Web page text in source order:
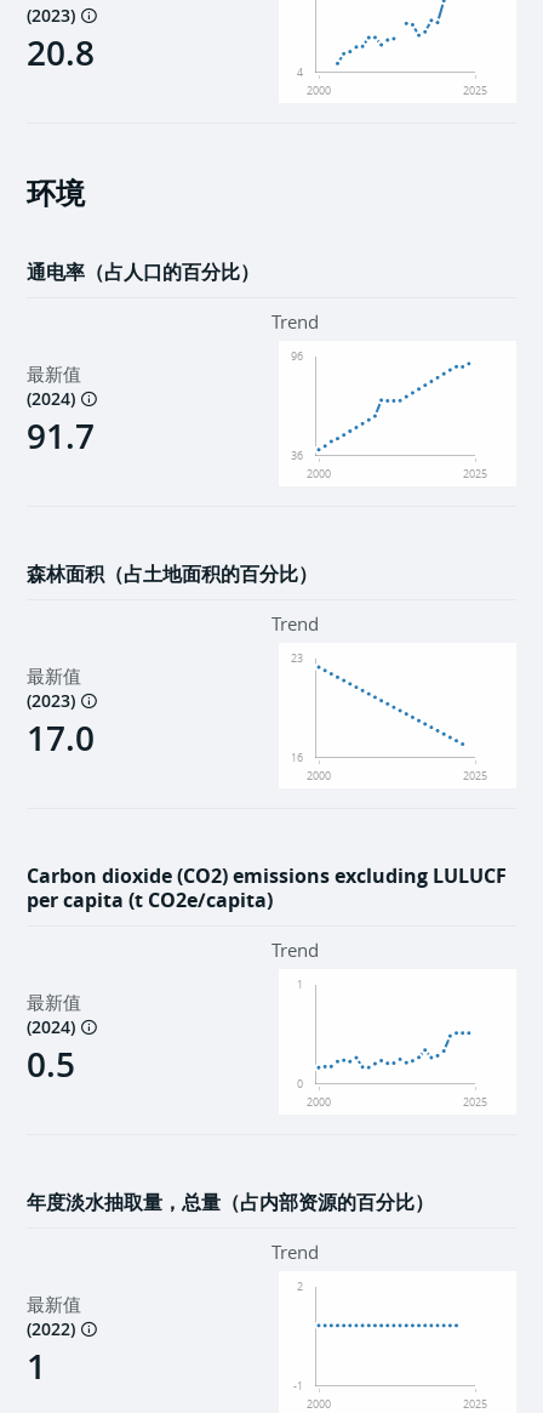
(2023)
20.8
2000 2025
4
环境
通电率（占人口的百分比）
最新值
(2024)
91.7
Trend
2000 2025
36
96
森林面积（占土地面积的百分比）
最新值
(2023)
17.0
Trend
2000 2025
16
23
Carbon dioxide (CO2) emissions excluding LULUCF
per capita (t CO2e/capita)
最新值
(2024)
0.5
Trend
2000 2025
0
1
年度淡水抽取量，总量（占内部资源的百分比）
最新值
(2022)
1
Trend
2000 2025
-1
2